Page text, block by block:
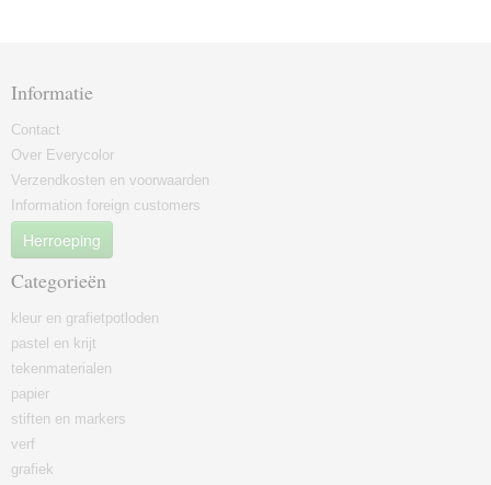
Informatie
Contact
Over Everycolor
Verzendkosten en voorwaarden
Information foreign customers
Herroeping
Categorieën
kleur en grafietpotloden
pastel en krijt
tekenmaterialen
papier
stiften en markers
verf
grafiek